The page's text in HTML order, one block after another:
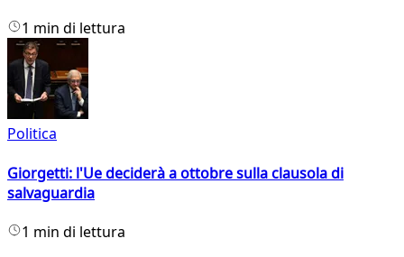
1 min di lettura
Politica
Giorgetti: l'Ue deciderà a ottobre sulla clausola di
salvaguardia
1 min di lettura